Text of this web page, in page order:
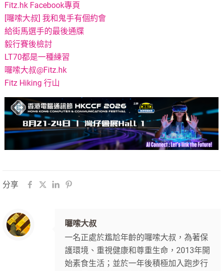
Fitz.hk Facebook專頁
[囉嗦大叔] 我和鬼手有個約會
給街馬選手的最後通牒
毅行賽後檢討
LT70都是一種練習
囉嗦大叔@Fitz.hk
Fitz Hiking 行山
分享
囉嗦大叔
一名正處於尷尬年齡的囉嗦大叔，為著保
護環境、重視健康和尊重生命，2013年開
始素食生活；並於一年後積極加入跑步行